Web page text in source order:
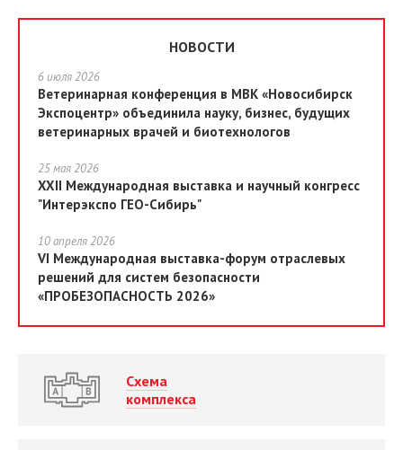
НОВОСТИ
6 июля 2026
Ветеринарная конференция в МВК «Новосибирск
Экспоцентр» объединила науку, бизнес, будущих
ветеринарных врачей и биотехнологов
25 мая 2026
XXII Международная выставка и научный конгресс
"Интерэкспо ГЕО-Сибирь"
10 апреля 2026
VI Международная выставка-форум отраслевых
решений для систем безопасности
«ПРОБЕЗОПАСНОСТЬ 2026»
Схема
комплекса